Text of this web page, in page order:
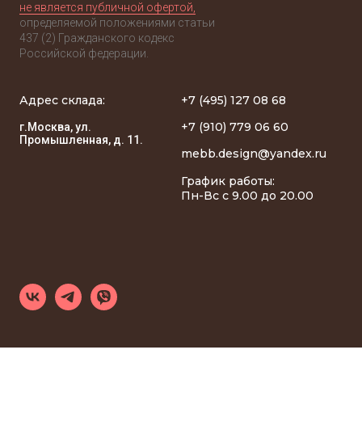
не является публичной офертой,
определяемой положениями статьи
437 (2) Гражданского кодекс
Российской федерации.
Адрес склада:
г.Москва, ул.
Промышленная, д. 11.
+7 (495) 127 08 68
+7 (910) 779 06 60
mebb.design@yandex.ru
График работы:
Пн-Вс с 9.00 до 20.00